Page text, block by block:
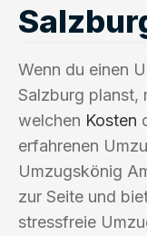
Wenn du einen
Salzburg planst,
welchen Kosten
erfahrenen
Umzugskönig
zur Seite und
stressfreie